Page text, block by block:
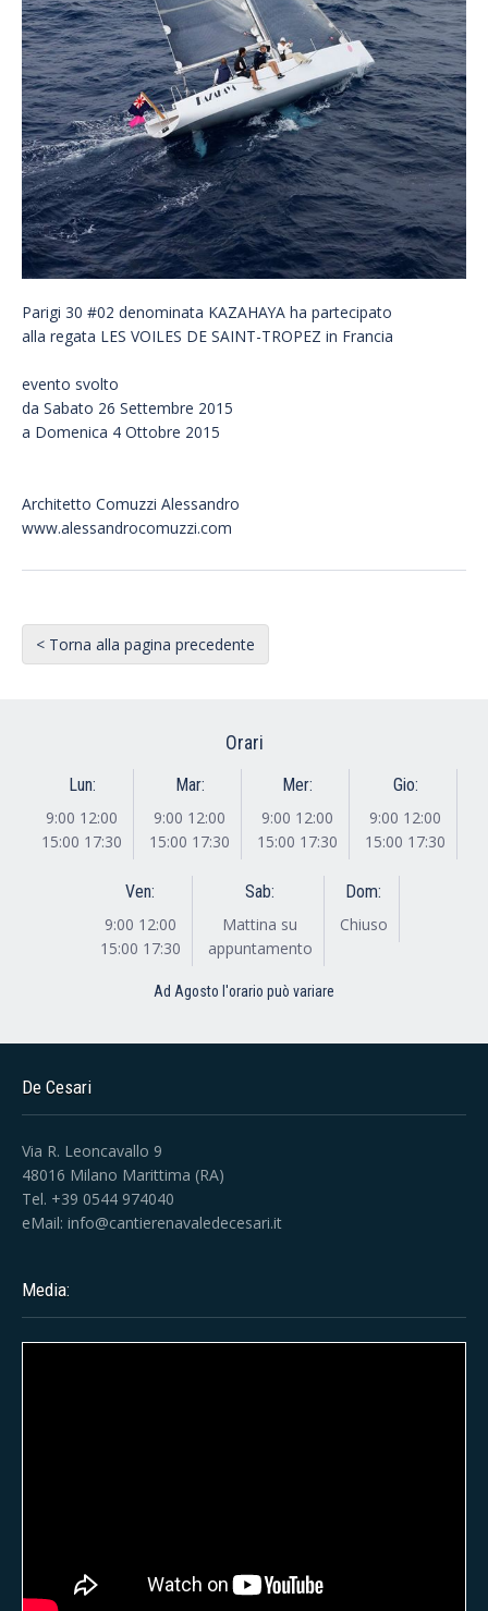
Parigi 30 #02 denominata KAZAHAYA ha partecipato
alla regata LES VOILES DE SAINT-TROPEZ in Francia
evento svolto
da Sabato 26 Settembre 2015
a Domenica 4 Ottobre 2015
Architetto Comuzzi Alessandro
www.alessandrocomuzzi.com
< Torna alla pagina precedente
Orari
Lun:
9:00 12:00
15:00 17:30
Mar:
9:00 12:00
15:00 17:30
Mer:
9:00 12:00
15:00 17:30
Gio:
9:00 12:00
15:00 17:30
Ven:
9:00 12:00
15:00 17:30
Sab:
Mattina su
appuntamento
Dom:
Chiuso
Ad Agosto l'orario può variare
De Cesari
Via R. Leoncavallo 9
48016 Milano Marittima (RA)
Tel. +39 0544 974040
eMail: info@cantierenavaledecesari.it
Media: